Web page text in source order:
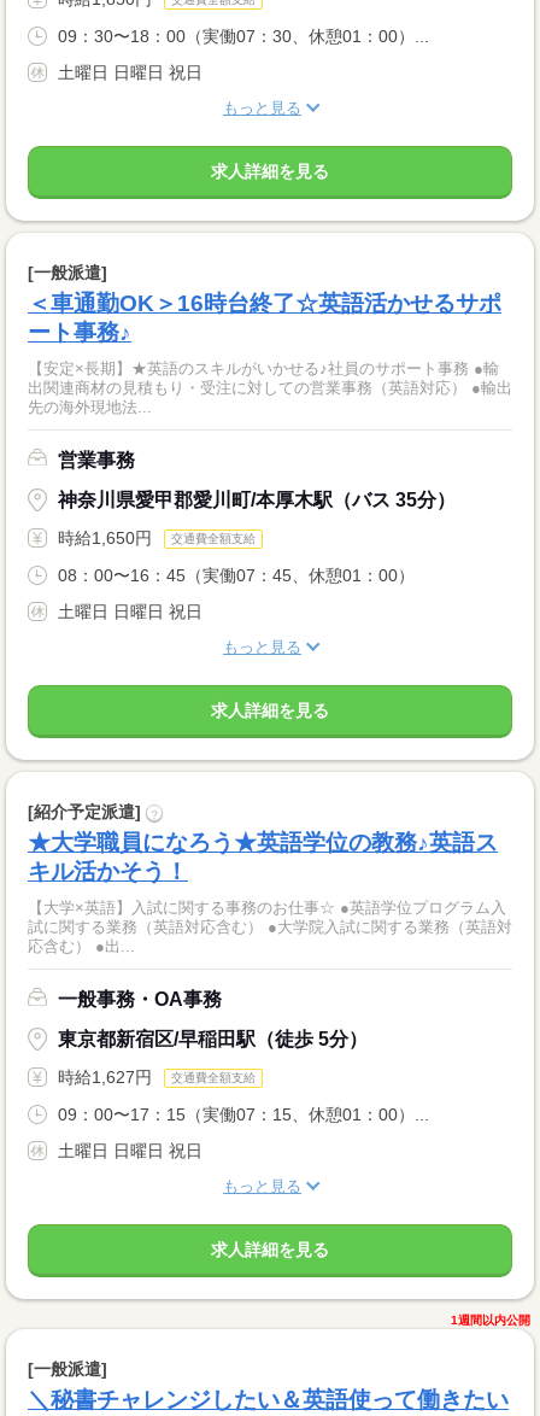
09：30〜18：00（実働07：30、休憩01：00）...
土曜日 日曜日 祝日
もっと見る
求人詳細を見る
[一般派遣]
＜車通勤OK＞16時台終了☆英語活かせるサポ
ート事務♪
【安定×長期】★英語のスキルがいかせる♪社員のサポート事務 ●輸
出関連商材の見積もり・受注に対しての営業事務（英語対応） ●輸出
先の海外現地法...
営業事務
神奈川県愛甲郡愛川町/本厚木駅（バス 35分）
時給1,650円 交通費全額支給
08：00〜16：45（実働07：45、休憩01：00）
土曜日 日曜日 祝日
もっと見る
求人詳細を見る
[紹介予定派遣] ?
★大学職員になろう★英語学位の教務♪英語ス
キル活かそう！
【大学×英語】入試に関する事務のお仕事☆ ●英語学位プログラム入
試に関する業務（英語対応含む） ●大学院入試に関する業務（英語対
応含む） ●出...
一般事務・OA事務
東京都新宿区/早稲田駅（徒歩 5分）
時給1,627円 交通費全額支給
09：00〜17：15（実働07：15、休憩01：00）...
土曜日 日曜日 祝日
もっと見る
求人詳細を見る
1週間以内公開
[一般派遣]
＼秘書チャレンジしたい＆英語使って働きたい